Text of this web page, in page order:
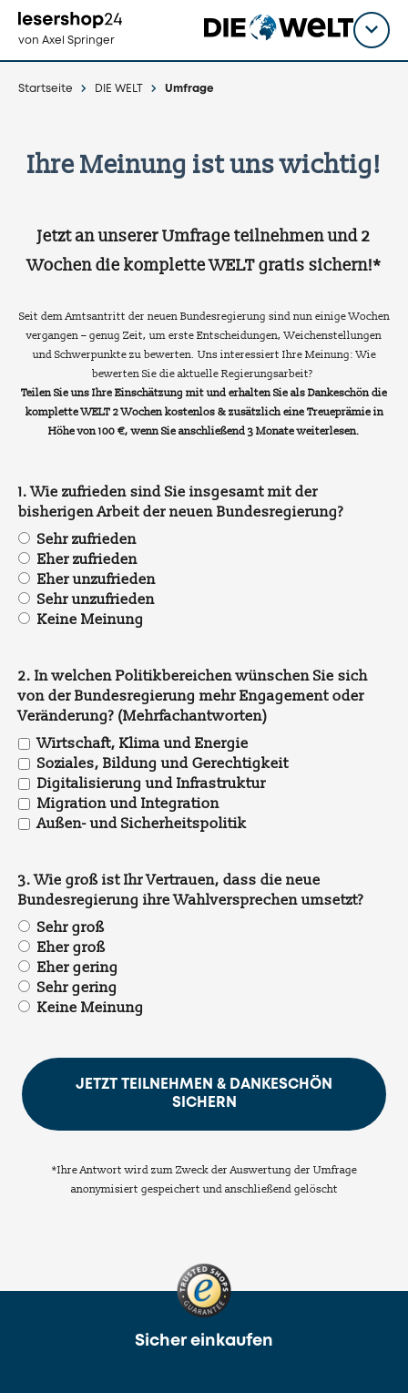
zum
Inhalt
von Axel Springer
Titel
Startseite DIE WELT Umfrage
Ihre Meinung ist uns wichtig!
Jetzt an unserer Umfrage teilnehmen und 2
Wochen die komplette WELT gratis sichern!*
Seit dem Amtsantritt der neuen Bundesregierung sind nun einige Wochen
vergangen – genug Zeit, um erste Entscheidungen, Weichenstellungen
und Schwerpunkte zu bewerten. Uns interessiert Ihre Meinung: Wie
bewerten Sie die aktuelle Regierungsarbeit?
Teilen Sie uns Ihre Einschätzung mit und erhalten Sie als Dankeschön die
komplette WELT 2 Wochen kostenlos & zusätzlich eine Treueprämie in
Höhe von 100 €, wenn Sie anschließend 3 Monate weiterlesen.
1. Wie zufrieden sind Sie insgesamt mit der
bisherigen Arbeit der neuen Bundesregierung?
Sehr zufrieden
Eher zufrieden
Eher unzufrieden
Sehr unzufrieden
Keine Meinung
2. In welchen Politikbereichen wünschen Sie sich
von der Bundesregierung mehr Engagement oder
Veränderung? (Mehrfachantworten)
Wirtschaft, Klima und Energie
Soziales, Bildung und Gerechtigkeit
Digitalisierung und Infrastruktur
Migration und Integration
Außen- und Sicherheitspolitik
3. Wie groß ist Ihr Vertrauen, dass die neue
Bundesregierung ihre Wahlversprechen umsetzt?
Sehr groß
Eher groß
Eher gering
Sehr gering
Keine Meinung
JETZT TEILNEHMEN & DANKESCHÖN
SICHERN
*Ihre Antwort wird zum Zweck der Auswertung der Umfrage
anonymisiert gespeichert und anschließend gelöscht
Sicher einkaufen